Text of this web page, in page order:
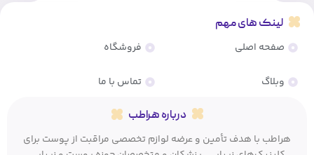
لینک های مهم
صفحه اصلی
وبلاگ
فروشگاه
تماس با ما
درباره هراطب
هراطب با هدف تأمین و عرضه لوازم تخصصی مراقبت از پوست برای